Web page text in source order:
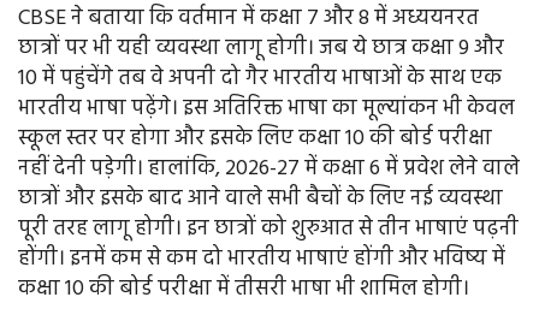
CBSE ने बताया कि वर्तमान में कक्षा 7 और 8 में अध्ययनरत
छात्रों पर भी यही व्यवस्था लागू होगी। जब ये छात्र कक्षा 9 और
10 में पहुंचेंगे तब वे अपनी दो गैर भारतीय भाषाओं के साथ एक
भारतीय भाषा पढ़ेंगे। इस अतिरिक्त भाषा का मूल्यांकन भी केवल
स्कूल स्तर पर होगा और इसके लिए कक्षा 10 की बोर्ड परीक्षा
नहीं देनी पड़ेगी। हालांकि, 2026-27 में कक्षा 6 में प्रवेश लेने वाले
छात्रों और इसके बाद आने वाले सभी बैचों के लिए नई व्यवस्था
पूरी तरह लागू होगी। इन छात्रों को शुरुआत से तीन भाषाएं पढ़नी
होंगी। इनमें कम से कम दो भारतीय भाषाएं होंगी और भविष्य में
कक्षा 10 की बोर्ड परीक्षा में तीसरी भाषा भी शामिल होगी।